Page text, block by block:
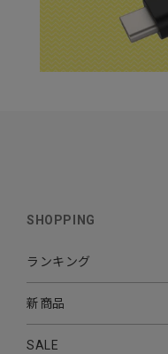
SHOPPING
ランキング
新商品
SALE